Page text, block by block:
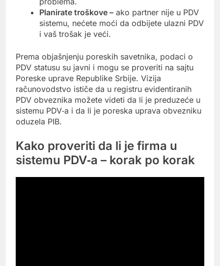
Planirate troškove – ako partner nije u PDV
sistemu, nećete moći da odbijete ulazni PDV
i vaš trošak je veći.
Prema objašnjenju poreskih savetnika, podaci o
PDV statusu su javni i mogu se proveriti na sajtu
Poreske uprave Republike Srbije. Vizija
računovodstvo ističe da u registru evidentiranih
PDV obveznika možete videti da li je preduzeće u
sistemu PDV‑a i da li je poreska uprava obvezniku
oduzela PIB.
Kako proveriti da li je firma u
sistemu PDV‑a – korak po korak